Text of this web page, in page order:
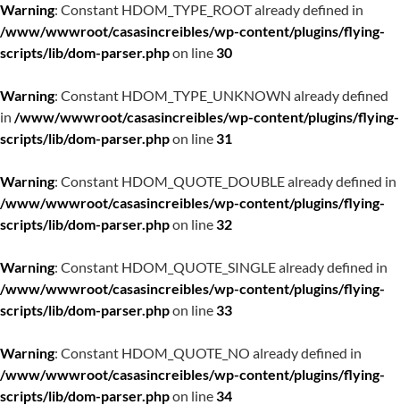
Warning: Constant HDOM_TYPE_ROOT already defined in
/www/wwwroot/casasincreibles/wp-content/plugins/flying-
scripts/lib/dom-parser.phpon line30
Warning: Constant HDOM_TYPE_UNKNOWN already defined
in /www/wwwroot/casasincreibles/wp-content/plugins/flying-
scripts/lib/dom-parser.phpon line31
Warning: Constant HDOM_QUOTE_DOUBLE already defined in
/www/wwwroot/casasincreibles/wp-content/plugins/flying-
scripts/lib/dom-parser.phpon line32
Warning: Constant HDOM_QUOTE_SINGLE already defined in
/www/wwwroot/casasincreibles/wp-content/plugins/flying-
scripts/lib/dom-parser.phpon line33
Warning: Constant HDOM_QUOTE_NO already defined in
/www/wwwroot/casasincreibles/wp-content/plugins/flying-
scripts/lib/dom-parser.phpon line34